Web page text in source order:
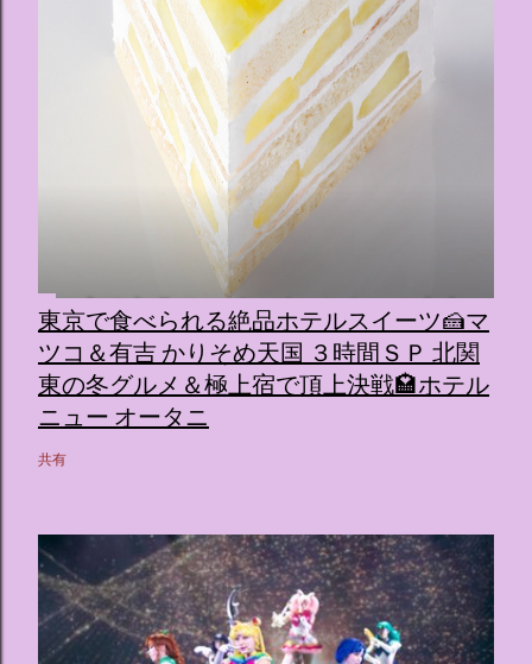
東京で食べられる絶品ホテルスイーツ🍰マ
ツコ＆有吉 かりそめ天国 ３時間ＳＰ 北関
東の冬グルメ＆極上宿で頂上決戦🏩ホテル
ニュー オータニ
共有